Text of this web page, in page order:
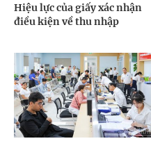
Hiệu lực của giấy xác nhận
điều kiện về thu nhập